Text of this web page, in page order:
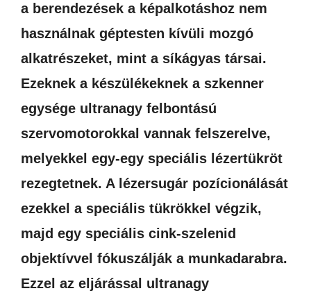
a berendezések a képalkotáshoz nem
használnak géptesten kívüli mozgó
alkatrészeket, mint a síkágyas társai.
Ezeknek a készülékeknek a szkenner
egysége ultranagy felbontású
szervomotorokkal vannak felszerelve,
melyekkel egy-egy speciális lézertükröt
rezegtetnek. A lézersugár pozícionálását
ezekkel a speciális tükrökkel végzik,
majd egy speciális cink-szelenid
objektívvel fókuszálják a munkadarabra.
Ezzel az eljárással ultranagy